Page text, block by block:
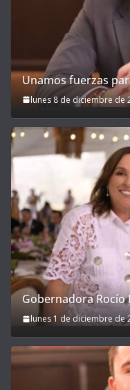
Unamos fuerzas
lunes 8 de diciembre de
Gobernadora Rocío
lunes 1 de diciembre de